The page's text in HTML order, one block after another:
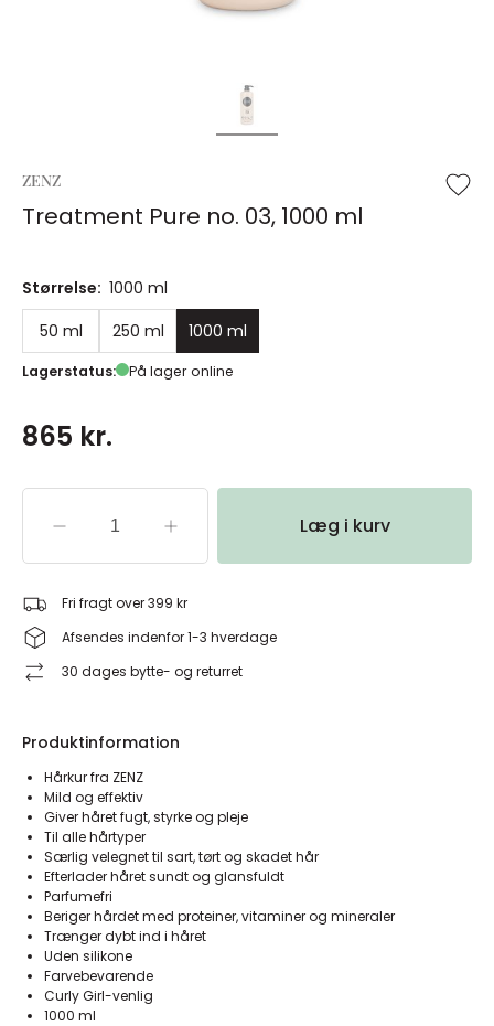
ZENZ
Treatment Pure no. 03, 1000 ml
Størrelse: 1000 ml
50 ml
250 ml 1000 ml
Lagerstatus: På lager online
865 kr.
Læg i kurv
Fri fragt over 399 kr
Afsendes indenfor 1-3 hverdage
30 dages bytte- og returret
Produktinformation
Hårkur fra ZENZ
Mild og effektiv
Giver håret fugt, styrke og pleje
Til alle hårtyper
Særlig velegnet til sart, tørt og skadet hår
Efterlader håret sundt og glansfuldt
Parfumefri
Beriger hårdet med proteiner, vitaminer og mineraler
Trænger dybt ind i håret
Uden silikone
Farvebevarende
Curly Girl-venlig
1000 ml